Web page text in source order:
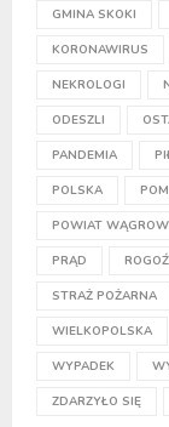
GMINA SKOKI
KORONAWIRUS
NEKROLOGI
ODESZLI
PANDEMIA
POLSKA
POWIAT
PRĄD
STRAŻ POŻARNA
WIELKOPOLSKA
WYPADEK
ZDARZYŁO SIĘ